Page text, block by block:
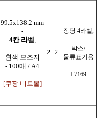
99.5x138.2 mm
-
4칸 라벨
-
흰색 모조지
- 100매 / A4
[쿠팡 비트몰]
2 2
장당 4라벨,
박스/
물류표기용
L7169